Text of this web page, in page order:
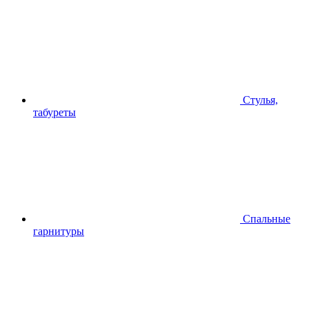
Стулья,
табуреты
Спальные
гарнитуры